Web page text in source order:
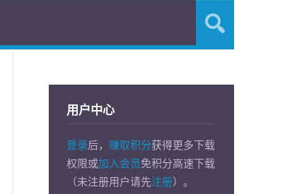
用户中心
登录后， 赚取积分获得更多下载
权限或加入会员免积分高速下载
（未注册用户请先注册）。